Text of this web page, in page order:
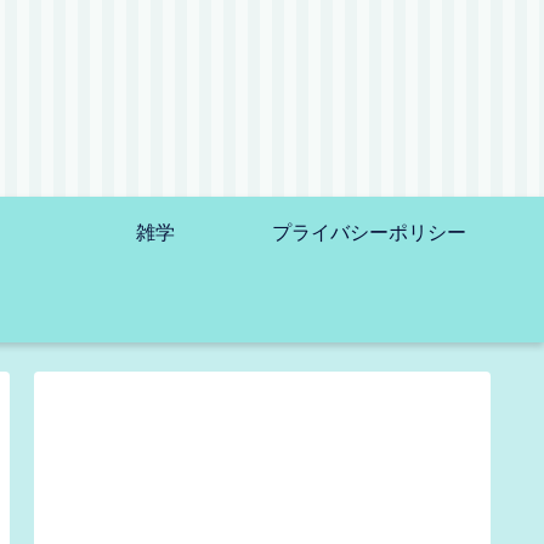
雑学 プライバシーポリシー